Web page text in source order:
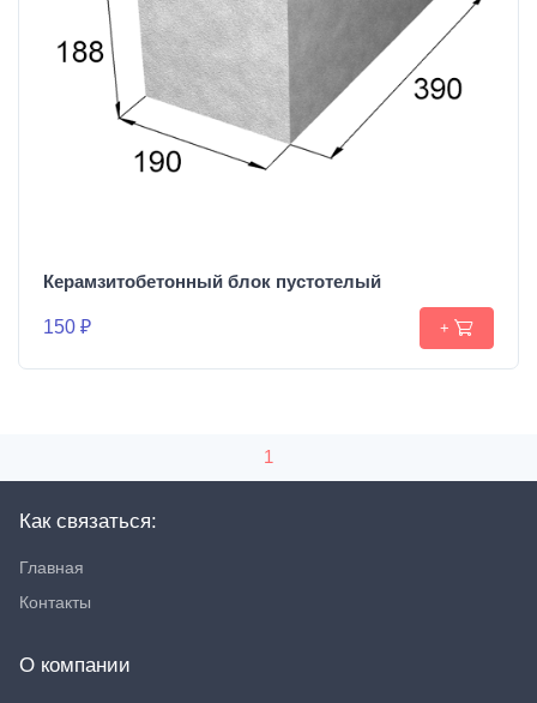
Керамзитобетонный блок пустотелый
150 ₽ +
1
Как связаться:
Главная
Контакты
О компании